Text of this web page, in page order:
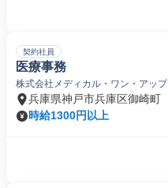
契約社員
医療事務
株式会社メディカル・ワン・アップ
兵庫県神戸市兵庫区御崎町
時給1300円以上